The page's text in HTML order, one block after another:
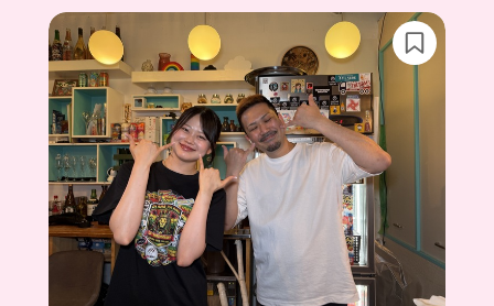
いのバ先だよ🥹